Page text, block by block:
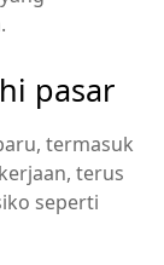
pasar
termasuk
terus
seperti